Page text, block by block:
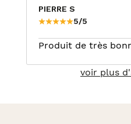
PIERRE S
5/5
Produit de très
voir plus